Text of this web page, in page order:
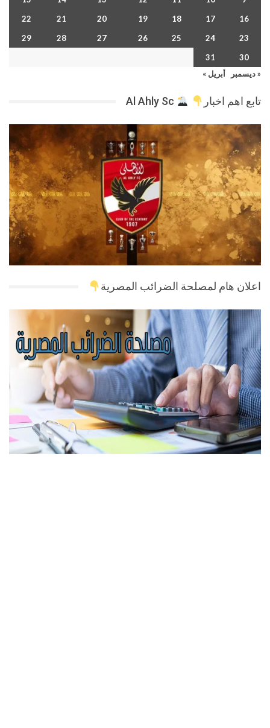
16
17
18
19
20
21
22
23
24
25
26
27
28
29
30
31
« ديسمبر
أبريل »
تابع اهم اخبار
اعلان هام لمصلحة الضرائب المصرية